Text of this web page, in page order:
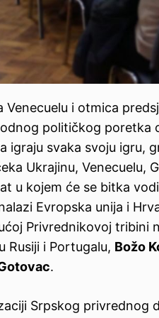
Venecuelu i otmica
političkog poretka
igraju svaka svoju igru,
Ukrajinu, Venecuelu,
u kojem će se bitka
Evropska unija i
Privrednikovoj tribini
Rusiji i Portugalu, Božo
.
Srpskog privrednog